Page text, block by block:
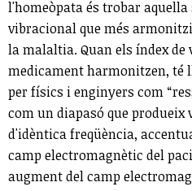
l'homeòpata és trobar
vibracional que més
la malaltia. Quan els índex
medicament harmonitzen, té
per físics i enginyers com
com un diapasó que
d'idèntica freqüència,
camp electromagnètic del
augment del camp